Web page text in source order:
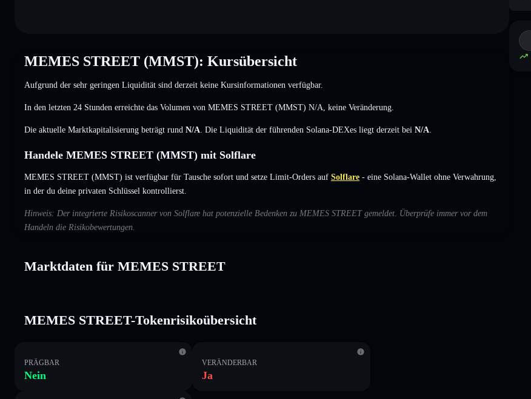
MEMES STREET (MMST): Kursübersicht
Aufgrund der sehr geringen Liquidität sind derzeit keine Kursinformationen verfügbar.
In den letzten 24 Stunden erreichte das Volumen von MEMES STREET (MMST) N/A keine Veränderung
Die aktuelle Marktkapitalisierung beträgt rund N/A . Die Liquidität der führenden Solana-DEXes liegt derzeit bei N/A
Handele MEMES STREET (MMST) mit Solflare
MEMES STREET (MMST) ist verfügbar für Tausche sofort und setze Limit-Orders auf Solflare - eine Solana-Wallet ohne Verwahrung,
in der du deine privaten Schlüssel kontrollierst.
Hinweis: Der integrierte Risikoscanner von Solflare hat potenzielle Bedenken zu MEMES STREET gemeldet. Überprüfe immer vor dem
Handeln die Risikobewertungen.
Marktdaten für MEMES STREET
MEMES STREET-Tokenrisikoübersicht
PRÄGBAR
Nein
VERÄNDERBAR
Ja